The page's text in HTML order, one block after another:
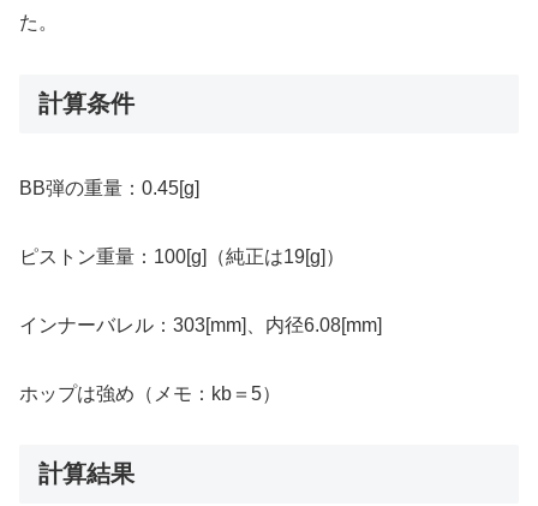
た。
計算条件
BB弾の重量：0.45[g]
ピストン重量：100[g]（純正は19[g]）
インナーバレル：303[mm]、内径6.08[mm]
ホップは強め（メモ：kb＝5）
計算結果